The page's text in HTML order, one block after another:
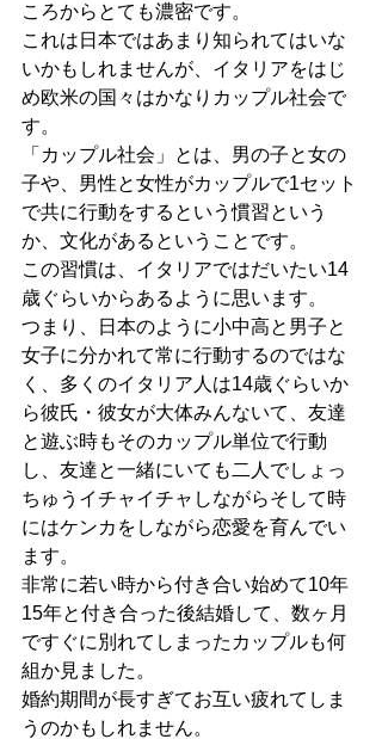
ころからとても濃密です。
これは日本ではあまり知られてはいな
いかもしれませんが、イタリアをはじ
め欧米の国々はかなりカップル社会で
す。
「カップル社会」とは、男の子と女の
子や、男性と女性がカップルで1セット
で共に行動をするという慣習という
か、文化があるということです。
この習慣は、イタリアではだいたい14
歳ぐらいからあるように思います。
つまり、日本のように小中高と男子と
女子に分かれて常に行動するのではな
く、多くのイタリア人は14歳ぐらいか
ら彼氏・彼女が大体みんないて、友達
と遊ぶ時もそのカップル単位で行動
し、友達と一緒にいても二人でしょっ
ちゅうイチャイチャしながらそして時
にはケンカをしながら恋愛を育んでい
ます。
非常に若い時から付き合い始めて10年
15年と付き合った後結婚して、数ヶ月
ですぐに別れてしまったカップルも何
組か見ました。
婚約期間が長すぎてお互い疲れてしま
うのかもしれません。